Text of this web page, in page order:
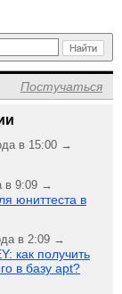
Постучаться
в 15:00 →
в 9:09 →
юниттеста в
в 2:09 →
как получить
в базу apt?